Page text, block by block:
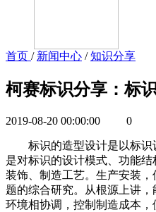
首页 / 新闻中心 /知识分享
柯赛标识分享：标
2019-08-20 00:00:00 0
标识的造型设计是以标识
是对标识的设计模式、功能
装饰、制造工艺。生产安装
题的综合研究。从根源上讲
环境相协调，控制制造成本